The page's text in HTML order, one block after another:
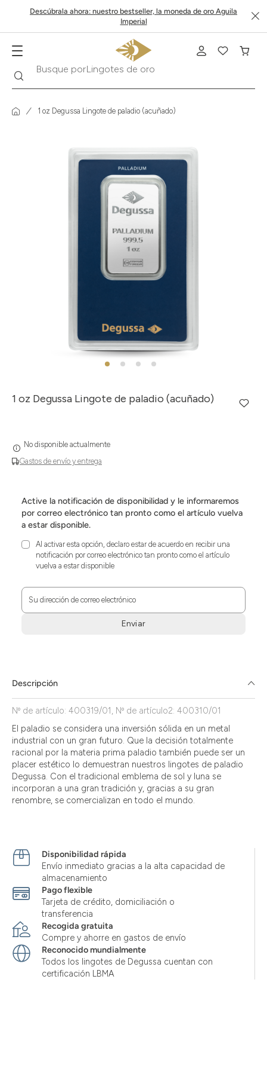
Descúbrala ahora: nuestro bestseller, la moneda de oro Aguila
Imperial
Busque por
1 oz Degussa Lingote de paladio (acuñado)
1 oz Degussa Lingote de paladio (acuñado)
Gastos de envío y entrega
No disponible actualmente
Active la notificación de disponibilidad y le informaremos
por correo electrónico tan pronto como el artículo vuelva
a estar disponible.
Al activar esta opción, declaro estar de acuerdo en recibir una
notificación por correo electrónico tan pronto como el artículo
vuelva a estar disponible
Su dirección de correo electrónico
Enviar
die
Zustimmung
aktivieren.
Descripción
Nº de artículo: 400319/01, Nº de artículo2: 400310/01
El paladio se considera una inversión sólida en un metal
industrial con un gran futuro. Que la decisión totalmente
racional por la materia prima paladio también puede ser un
placer estético lo demuestran nuestros lingotes de paladio
Degussa. Con el tradicional emblema de sol y luna se
incorporan a una gran tradición y, gracias a su gran
renombre, se comercializan en todo el mundo.
Disponibilidad rápida
Envío inmediato gracias a la alta capacidad de
almacenamiento
Pago flexible
Tarjeta de crédito, domiciliación o
transferencia
Recogida gratuita
Compre y ahorre en gastos de envío
Reconocido mundialmente
Todos los lingotes de Degussa cuentan con
certificación LBMA